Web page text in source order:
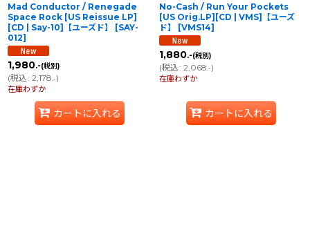
Mad Conductor / Renegade
Space Rock [US Reissue LP]
[CD | Say-10]【ユーズド】
[SAY-
012]
1,980.-(税別)
(税込: 2,178.-)
在庫わずか
カートに入れる
No-Cash / Run Your Pockets
[US Orig.LP][CD | VMS]【ユーズ
ド】
[VMS14]
1,880.-(税別)
(税込: 2,068.-)
在庫わずか
カートに入れる